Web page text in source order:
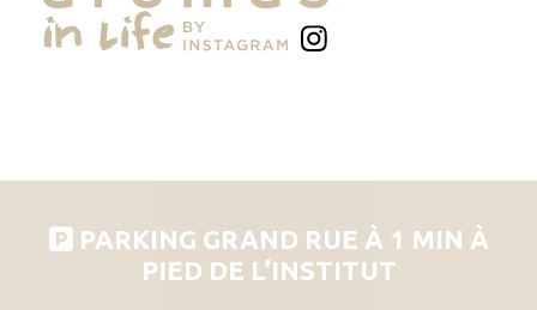
PARKING GRAND RUE À 1 MIN À
PIED DE L’INSTITUT